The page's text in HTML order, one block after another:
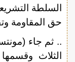
السلطة
حق المقاومة
.. ثم جاء
الثلاث